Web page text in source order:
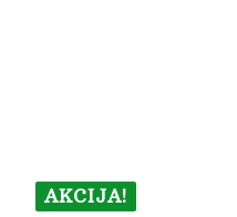
AKCIJA!